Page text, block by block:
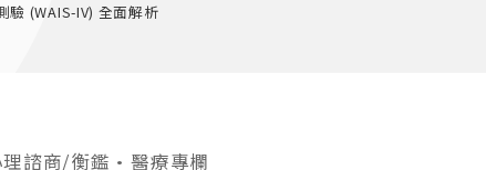
驗 (WAIS-IV) 全面解析
理諮商/衡鑑 •醫療專欄